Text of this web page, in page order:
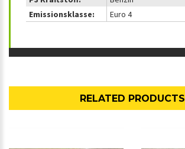
Emissionsklasse:
Euro 4
RELATED PRODUCTS